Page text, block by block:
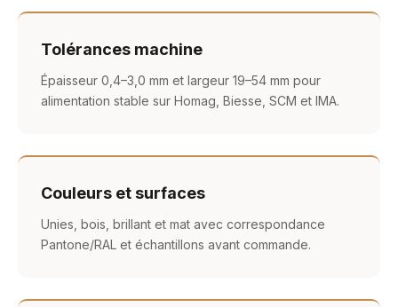
Tolérances machine
Épaisseur 0,4–3,0 mm et largeur 19–54 mm pour
alimentation stable sur Homag, Biesse, SCM et IMA.
Couleurs et surfaces
Unies, bois, brillant et mat avec correspondance
Pantone/RAL et échantillons avant commande.